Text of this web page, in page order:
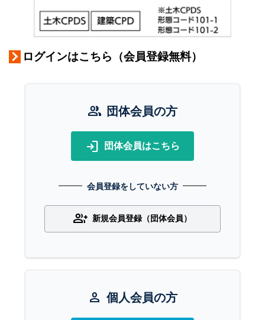
ログインはこちら（会員登録無料）
group 団体会員の方
login 団体会員はこちら
会員登録をしていない方
group_add 新規会員登録（団体会員）
person 個人会員の方